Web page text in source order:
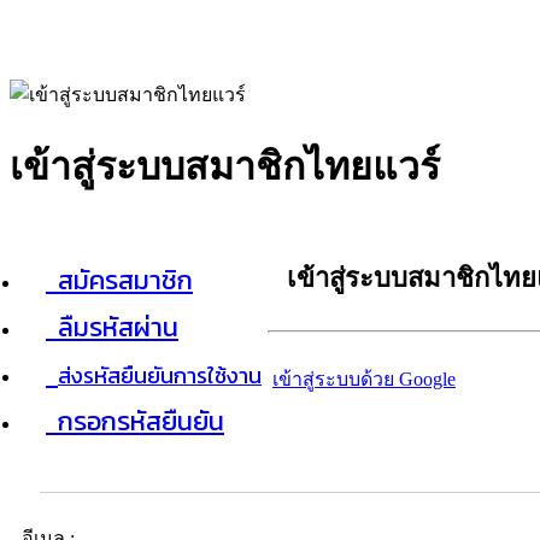
เข้าสู่ระบบสมาชิกไทยแวร์
สมัครสมาชิก
ลืมรหัสผ่าน
ส่งรหัสยืนยันการใช้งาน
กรอกรหัสยืนยัน
เข้าสู่ระบบสมาชิกไท
เข้าสู่ระบบด้วย Google